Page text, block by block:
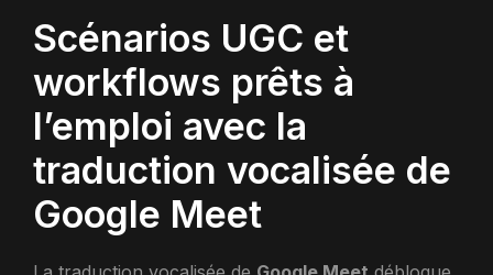
Scénarios UGC et
workflows prêts à
l’emploi avec la
traduction vocalisée de
Google Meet